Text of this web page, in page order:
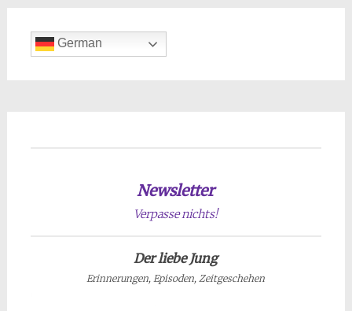
German
Newsletter
Verpasse nichts!
Der liebe Jung
Erinnerungen, Episoden, Zeitgeschehen